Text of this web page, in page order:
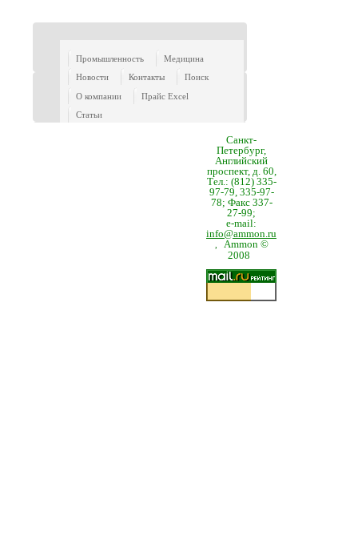
Промышленность
Медицина
Новости
Контакты
Поиск
О компании
Прайс Excel
Статьи
Санкт-
Петербург,
Английский
проспект, д. 60,
Тел.: (812) 335-
97-79, 335-97-
78; Факс 337-
27-99;
e-mail:
info@ammon.ru
Ammon ©
2008